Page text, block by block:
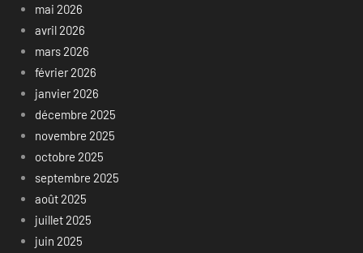
mai 2026
avril 2026
mars 2026
février 2026
janvier 2026
décembre 2025
novembre 2025
octobre 2025
septembre 2025
août 2025
juillet 2025
juin 2025